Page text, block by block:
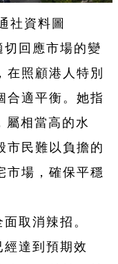
社資料圖
回應市場的變
在照顧港人特別
合適平衡。她指
屬相當高的水
市民難以負擔的
市場，確保平穩
取消辣招。
達到預期效